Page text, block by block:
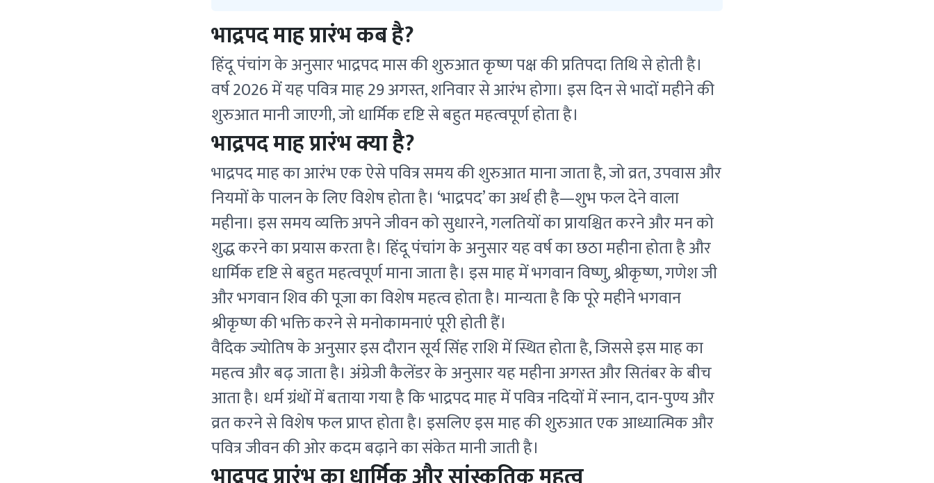
भाद्रपद माह प्रारंभ कब है?
हिंदू पंचांग के अनुसार भाद्रपद मास की शुरुआत कृष्ण पक्ष की प्रतिपदा तिथि से होती है।
वर्ष 2026 में यह पवित्र माह 29 अगस्त, शनिवार से आरंभ होगा। इस दिन से भादों महीने की
शुरुआत मानी जाएगी, जो धार्मिक दृष्टि से बहुत महत्वपूर्ण होता है।
भाद्रपद माह प्रारंभ क्या है?
भाद्रपद माह का आरंभ एक ऐसे पवित्र समय की शुरुआत माना जाता है, जो व्रत, उपवास और
नियमों के पालन के लिए विशेष होता है। ‘भाद्रपद’ का अर्थ ही है—शुभ फल देने वाला
महीना। इस समय व्यक्ति अपने जीवन को सुधारने, गलतियों का प्रायश्चित करने और मन को
शुद्ध करने का प्रयास करता है। हिंदू पंचांग के अनुसार यह वर्ष का छठा महीना होता है और
धार्मिक दृष्टि से बहुत महत्वपूर्ण माना जाता है। इस माह में भगवान विष्णु, श्रीकृष्ण, गणेश जी
और भगवान शिव की पूजा का विशेष महत्व होता है। मान्यता है कि पूरे महीने भगवान
श्रीकृष्ण की भक्ति करने से मनोकामनाएं पूरी होती हैं।
वैदिक ज्योतिष के अनुसार इस दौरान सूर्य सिंह राशि में स्थित होता है, जिससे इस माह का
महत्व और बढ़ जाता है। अंग्रेजी कैलेंडर के अनुसार यह महीना अगस्त और सितंबर के बीच
आता है। धर्म ग्रंथों में बताया गया है कि भाद्रपद माह में पवित्र नदियों में स्नान, दान-पुण्य और
व्रत करने से विशेष फल प्राप्त होता है। इसलिए इस माह की शुरुआत एक आध्यात्मिक और
पवित्र जीवन की ओर कदम बढ़ाने का संकेत मानी जाती है।